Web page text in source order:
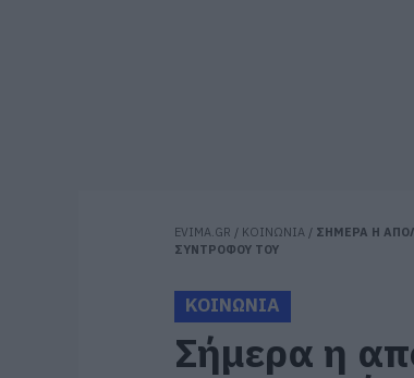
EVIMA.GR / ΚΟΙΝΩΝΙΑ / ΣΗΜΕΡΑ Η
ΣΥΝΤΡΟΦΟΥ ΤΟΥ
ΚΟΙΝΩΝΙΑ
Σήμερα η